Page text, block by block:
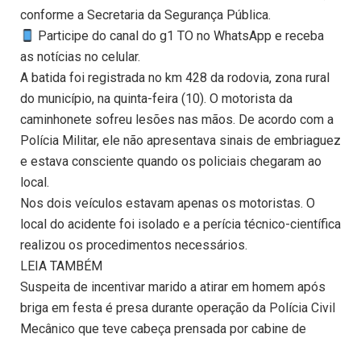
conforme a Secretaria da Segurança Pública.
Participe do canal do g1 TO no WhatsApp e receba
as notícias no celular.
A batida foi registrada no km 428 da rodovia, zona rural
do município, na quinta-feira (10). O motorista da
caminhonete sofreu lesões nas mãos. De acordo com a
Polícia Militar, ele não apresentava sinais de embriaguez
e estava consciente quando os policiais chegaram ao
local.
Nos dois veículos estavam apenas os motoristas. O
local do acidente foi isolado e a perícia técnico-científica
realizou os procedimentos necessários.
LEIA TAMBÉM
Suspeita de incentivar marido a atirar em homem após
briga em festa é presa durante operação da Polícia Civil
Mecânico que teve cabeça prensada por cabine de